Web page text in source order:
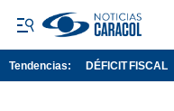
Tendencias: DÉFICIT FISCAL